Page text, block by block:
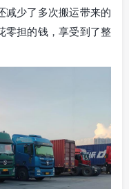
减少了多次搬运带来的
零担的钱，享受到了整